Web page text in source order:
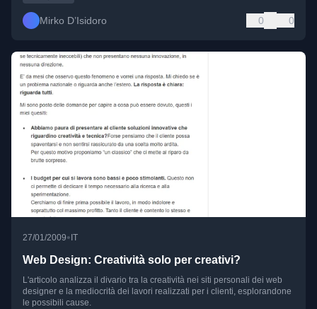
Mirko D’Isidoro 0 0
27/01/2009•IT
Web Design: Creatività solo per creativi?
L'articolo analizza il divario tra la creatività nei siti personali dei web
designer e la mediocrità dei lavori realizzati per i clienti, esplorandone
le possibili cause.